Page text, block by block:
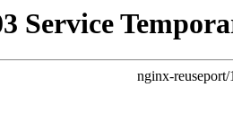
Service
nginx-reuseport/